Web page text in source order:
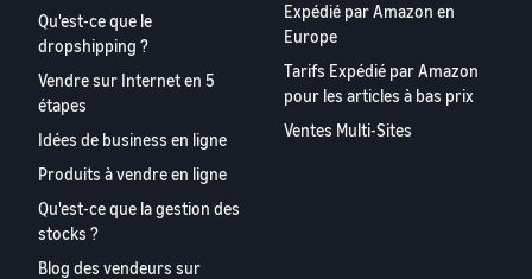
Qu'est-ce que le
dropshipping ?
Vendre sur Internet en 5
étapes
Idées de business en ligne
Produits à vendre en ligne
Qu'est-ce que la gestion des
stocks ?
Blog des vendeurs sur
Expédié par Amazon en
Europe
Tarifs Expédié par Amazon
pour les articles à bas prix
Ventes Multi-Sites